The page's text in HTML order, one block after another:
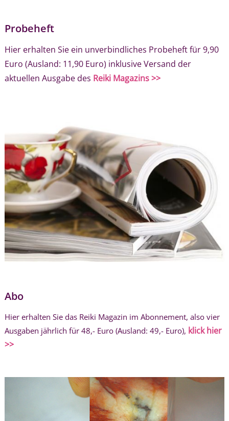
Probeheft
Hier erhalten Sie ein unverbindliches Probeheft für 9,90
Euro (Ausland: 11,90 Euro) inklusive Versand der
aktuellen Ausgabe des Reiki Magazins >>
Abo
Hier erhalten Sie das Reiki Magazin im Abonnement, also vier
Ausgaben jährlich für 48,- Euro (Ausland: 49,- Euro), klick hier
>>